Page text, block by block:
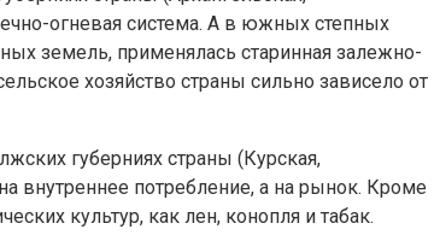
огневая система. А в южных степных
земель, применялась старинная залежно-
хозяйство страны сильно зависело от
губерниях страны (Курская,
внутреннее потребление, а на рынок. Кроме
культур, как лен, конопля и табак.